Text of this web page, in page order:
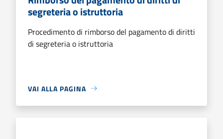
segreteria o istruttoria
Procedimento di rimborso del pagamento di diritti
di segreteria o istruttoria
VAI ALLA PAGINA